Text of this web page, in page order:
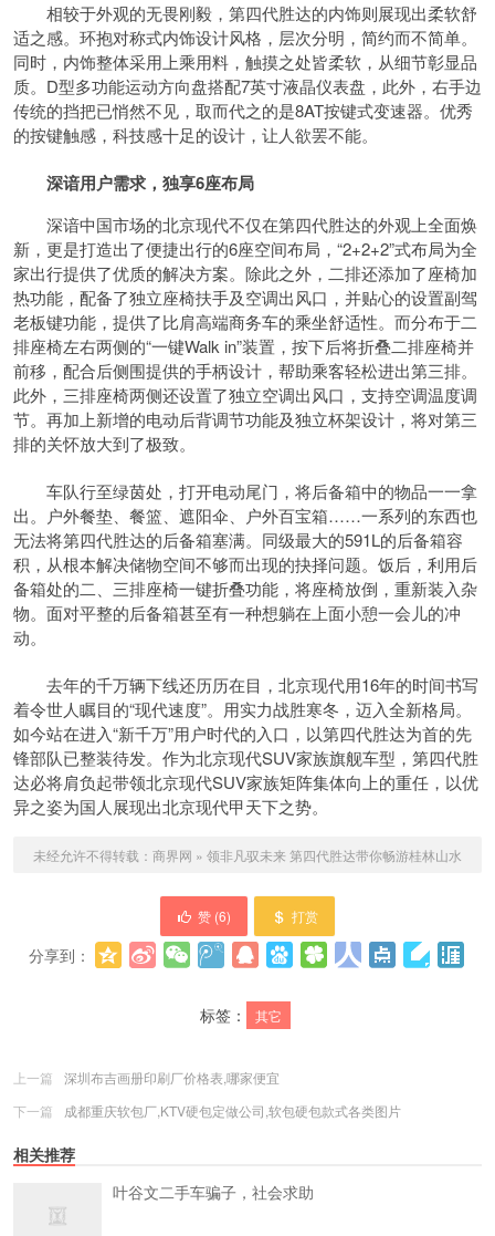
相较于外观的无畏刚毅，第四代胜达的内饰则展现出柔软舒
适之感。环抱对称式内饰设计风格，层次分明，简约而不简单。
同时，内饰整体采用上乘用料，触摸之处皆柔软，从细节彰显品
质。D型多功能运动方向盘搭配7英寸液晶仪表盘，此外，右手边
传统的挡把已悄然不见，取而代之的是8AT按键式变速器。优秀
的按键触感，科技感十足的设计，让人欲罢不能。
深谙用户需求，独享6座布局
深谙中国市场的北京现代不仅在第四代胜达的外观上全面焕
新，更是打造出了便捷出行的6座空间布局，“2+2+2”式布局为全
家出行提供了优质的解决方案。除此之外，二排还添加了座椅加
热功能，配备了独立座椅扶手及空调出风口，并贴心的设置副驾
老板键功能，提供了比肩高端商务车的乘坐舒适性。而分布于二
排座椅左右两侧的“一键Walk in”装置，按下后将折叠二排座椅并
前移，配合后侧围提供的手柄设计，帮助乘客轻松进出第三排。
此外，三排座椅两侧还设置了独立空调出风口，支持空调温度调
节。再加上新增的电动后背调节功能及独立杯架设计，将对第三
排的关怀放大到了极致。
车队行至绿茵处，打开电动尾门，将后备箱中的物品一一拿
出。户外餐垫、餐篮、遮阳伞、户外百宝箱……一系列的东西也
无法将第四代胜达的后备箱塞满。同级最大的591L的后备箱容
积，从根本解决储物空间不够而出现的抉择问题。饭后，利用后
备箱处的二、三排座椅一键折叠功能，将座椅放倒，重新装入杂
物。面对平整的后备箱甚至有一种想躺在上面小憩一会儿的冲
动。
去年的千万辆下线还历历在目，北京现代用16年的时间书写
着令世人瞩目的“现代速度”。用实力战胜寒冬，迈入全新格局。
如今站在进入“新千万”用户时代的入口，以第四代胜达为首的先
锋部队已整装待发。作为北京现代SUV家族旗舰车型，第四代胜
达必将肩负起带领北京现代SUV家族矩阵集体向上的重任，以优
异之姿为国人展现出北京现代甲天下之势。
未经允许不得转载： 商界网 » 领非凡驭未来 第四代胜达带你畅游桂林山水
赞 (6) 打赏
分享到：
标签：
其它
上一篇
深圳布吉画册印刷厂价格表,哪家便宜
下一篇
成都重庆软包厂,KTV硬包定做公司,软包硬包款式各类图片
相关推荐
叶谷文二手车骗子，社会求助